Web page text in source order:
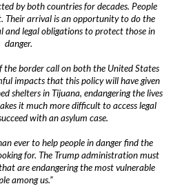
by both countries for decades. People
Their arrival is an opportunity to do the
legal obligations to protect those in
danger.
the border call on both the United States
impacts that this policy will have given
shelters in Tijuana, endangering the lives
it much more difficult to access legal
with an asylum case.
ever to help people in danger find the
for. The Trump administration must
are endangering the most vulnerable
among us.”